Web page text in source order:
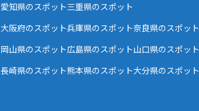
愛知県のスポット三重県のスポット
大阪府のスポット兵庫県のスポット奈良県のスポット
岡山県のスポット広島県のスポット山口県のスポット
長崎県のスポット熊本県のスポット大分県のスポット